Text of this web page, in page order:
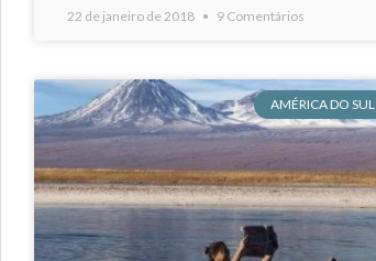
22 de janeiro de 2018 9 Comentários
AMÉRICA DO SUL